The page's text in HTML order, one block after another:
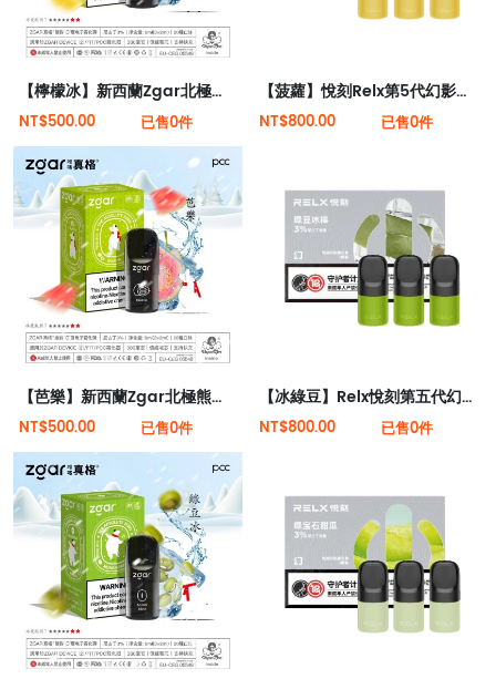
【檸檬冰】新西蘭Zgar北極熊煙彈（適配RELX 5代4代煙桿）
NT$500.00 已售0件
【菠蘿】悅刻Relx第5代幻影霧化煙彈
NT$800.00 已售0件
【芭樂】新西蘭Zgar北極熊煙彈（適配RELX 5代4代煙桿）
NT$500.00 已售0件
【冰綠豆】Relx悅刻第五代幻影霧化煙彈 熱門口味
NT$800.00 已售0件